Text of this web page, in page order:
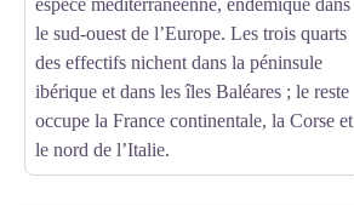
espèce méditerranéenne, endémique dans
le sud-ouest de l’Europe. Les trois quarts
des effectifs nichent dans la péninsule
ibérique et dans les îles Baléares ; le reste
occupe la France continentale, la Corse et
le nord de l’Italie.